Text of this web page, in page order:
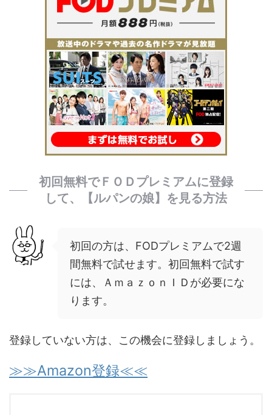
初回無料でＦＯＤプレミアムに登録
して、【ルパンの娘】を見る方法
初回の方は、FODプレミアムで2週
間無料で試せます。初回無料で試す
には、ＡｍａｚｏｎＩＤが必要にな
ります。
登録していない方は、この機会に登録しましょう。
≫≫Amazon登録≪≪